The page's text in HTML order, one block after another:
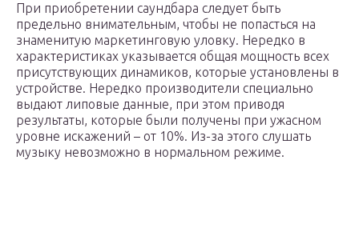
При приобретении саундбара следует быть
предельно внимательным, чтобы не попасться на
знаменитую маркетинговую уловку. Нередко в
характеристиках указывается общая мощность всех
присутствующих динамиков, которые установлены в
устройстве. Нередко производители специально
выдают липовые данные, при этом приводя
результаты, которые были получены при ужасном
уровне искажений – от 10%. Из-за этого слушать
музыку невозможно в нормальном режиме.